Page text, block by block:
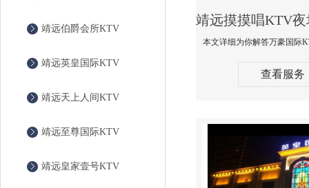
靖远伯爵会所KTV
靖远英皇国际KTV
靖远天上人间KTV
靖远至尊国际KTV
靖远皇家壹号KTV
查看服务